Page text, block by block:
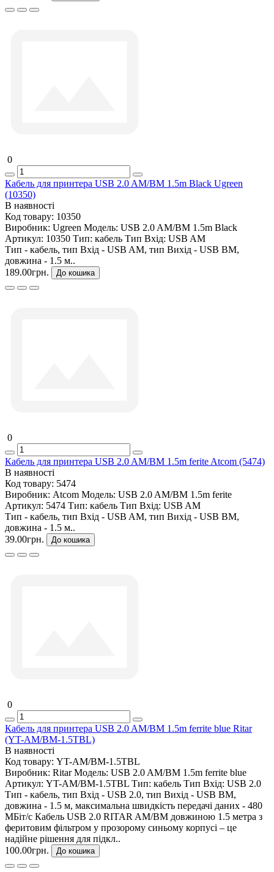
0
Кабель для принтера USB 2.0 AM/BM 1.5m Black Ugreen
(10350)
В наявності
Код товару: 10350
Виробник: Ugreen Модель: USB 2.0 AM/BM 1.5m Black
Артикул: 10350 Тип: кабель Тип Вхід: USB AM
Тип - кабель, тип Вхід - USB AM, тип Вихід - USB BM,
довжина - 1.5 м..
189.00грн.
До кошика
0
Кабель для принтера USB 2.0 AM/BM 1.5m ferite Atcom (5474)
В наявності
Код товару: 5474
Виробник: Atcom Модель: USB 2.0 AM/BM 1.5m ferite
Артикул: 5474 Тип: кабель Тип Вхід: USB AM
Тип - кабель, тип Вхід - USB AM, тип Вихід - USB BM,
довжина - 1.5 м..
39.00грн.
До кошика
0
Кабель для принтера USB 2.0 AM/BM 1.5m ferrite blue Ritar
(YT-AM/BM-1.5TBL)
В наявності
Код товару: YT-AM/BM-1.5TBL
Виробник: Ritar Модель: USB 2.0 AM/BM 1.5m ferrite blue
Артикул: YT-AM/BM-1.5TBL Тип: кабель Тип Вхід: USB 2.0
Тип - кабель, тип Вхід - USB 2.0, тип Вихід - USB BM,
довжина - 1.5 м, максимальна швидкість передачі даних - 480
МБіт/с Кабель USB 2.0 RITAR AM/BM довжиною 1.5 метра з
феритовим фільтром у прозорому синьому корпусі – це
надійне рішення для підкл..
100.00грн.
До кошика